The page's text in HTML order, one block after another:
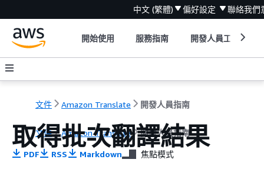
中文 (繁體) 偏好設定 聯絡我們
開始使用 服務指南 開發人員工具
文件 Amazon Translate 開發人員指南
文件 Amazon Translate 開發人員指南
取得批次翻譯結果
PDF RSS Markdown 焦點模式